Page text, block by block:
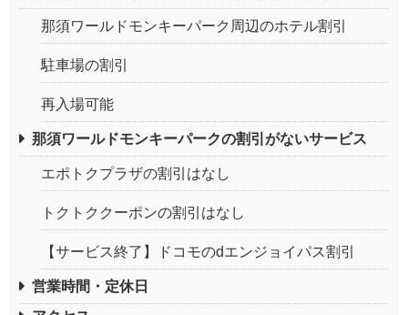
那須ワールドモンキーパーク周辺のホテル割引
駐車場の割引
再入場可能
那須ワールドモンキーパークの割引がないサービス
エポトクプラザの割引はなし
トクトククーポンの割引はなし
【サービス終了】ドコモのdエンジョイパス割引
営業時間・定休日